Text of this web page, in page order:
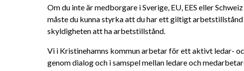
Om du inte är medborgare i Sverige, EU, EES eller
måste du kunna styrka att du har ett giltigt
skyldigheten att ha arbetstillstånd.
Vi i Kristinehamns kommun arbetar för ett aktivt ledar-
genom dialog och i samspel mellan ledare och